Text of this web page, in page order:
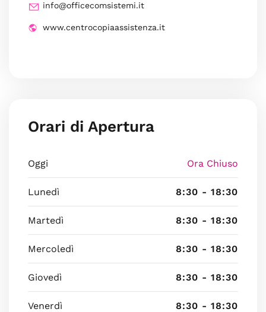
info@officecomsistemi.it
www.centrocopiaassistenza.it
Orari di Apertura
Oggi Ora Chiuso
Lunedì 8:30 - 18:30
Martedì 8:30 - 18:30
Mercoledì 8:30 - 18:30
Giovedì 8:30 - 18:30
Venerdì 8:30 - 18:30